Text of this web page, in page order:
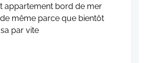
appartement bord de mer
même parce que bientôt
par vite